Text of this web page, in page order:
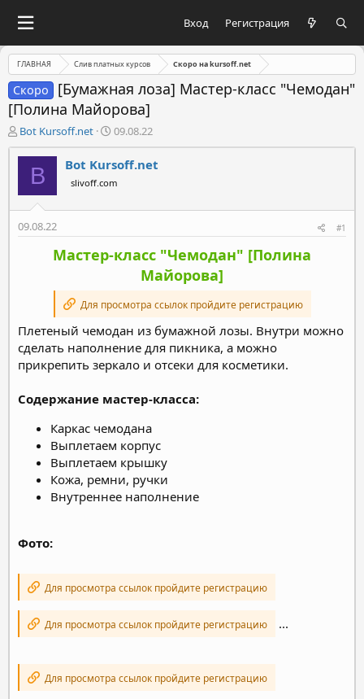
Вход Регистрация
ГЛАВНАЯ Слив платных курсов Скоро на kursoff.net
Скоро
[Бумажная лоза] Мастер-класс "Чемодан"
[Полина Майорова]
А
в
т
м
Bot Kursoff.net
Д
а
т
а
н
а
а
09.08.22
B Bot Kursoff.net
slivoff.com
09.08.22 #1
Мастер-класс "Чемодан" [Полина
Майорова]
Для просмотра ссылок пройдите регистрацию
Плетеный чемодан из бумажной лозы. Внутри можно
сделать наполнение для пикника, а можно
прикрепить зеркало и отсеки для косметики.
Содержание мастер-класса:
Каркас чемодана
Выплетаем корпус
Выплетаем крышку
Кожа, ремни, ручки
Внутреннее наполнение
Фото:
Для просмотра ссылок пройдите регистрацию
Для просмотра ссылок пройдите регистрацию ...
Для просмотра ссылок пройдите регистрацию